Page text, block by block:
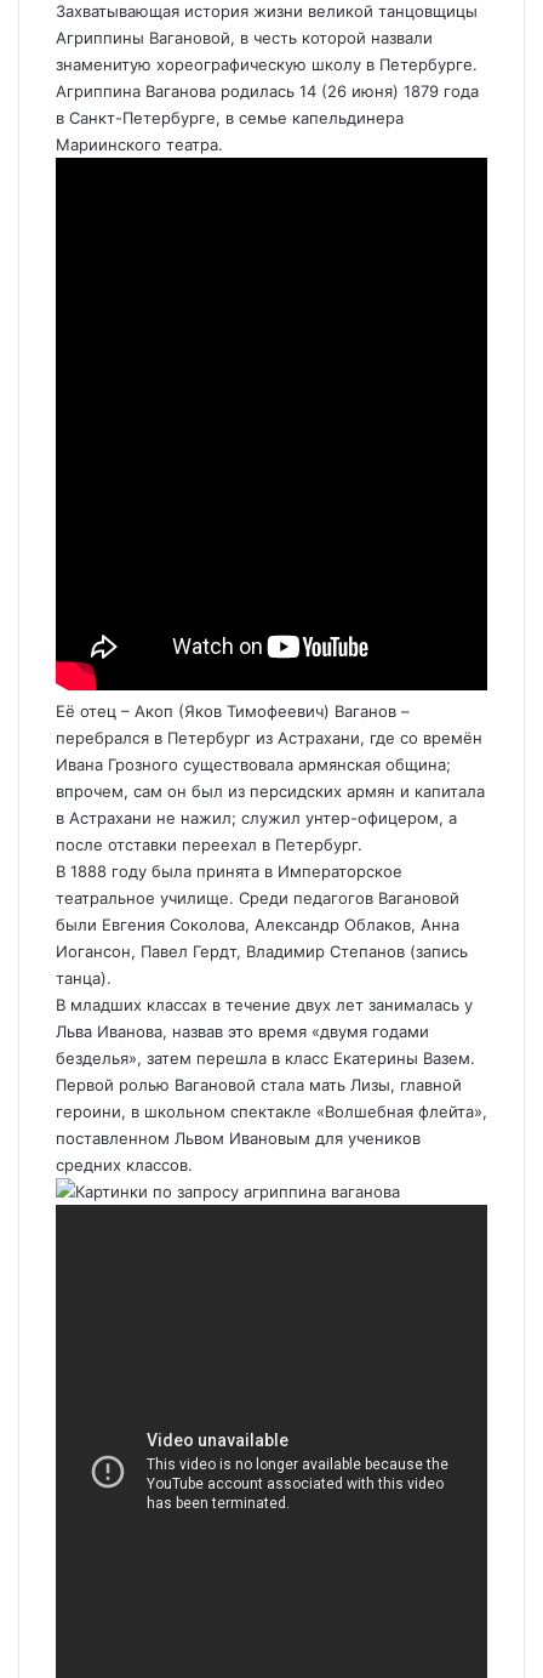
Захватывающая история жизни великой танцовщицы
Агриппины Вагановой, в честь которой назвали
знаменитую хореографическую школу в Петербурге.
Агриппина Ваганова родилась 14 (26 июня) 1879 года
в Санкт-Петербурге, в семье капельдинера
Мариинского театра.
Её отец – Акоп (Яков Тимофеевич) Ваганов –
перебрался в Петербург из Астрахани, где со времён
Ивана Грозного существовала армянская община;
впрочем, сам он был из персидских армян и капитала
в Астрахани не нажил; служил унтер-офицером, а
после отставки переехал в Петербург.
В 1888 году была принята в Императорское
театральное училище. Среди педагогов Вагановой
были Евгения Соколова, Александр Облаков, Анна
Иогансон, Павел Гердт, Владимир Степанов (запись
танца).
В младших классах в течение двух лет занималась у
Льва Иванова, назвав это время «двумя годами
безделья», затем перешла в класс Екатерины Вазем.
Первой ролью Вагановой стала мать Лизы, главной
героини, в школьном спектакле «Волшебная флейта»,
поставленном Львом Ивановым для учеников
средних классов.